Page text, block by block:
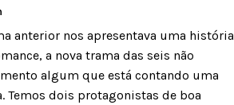
anterior nos apresentava uma história
a nova trama das seis não
algum que está contando uma
Temos dois protagonistas de boa